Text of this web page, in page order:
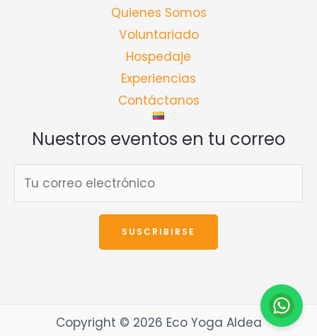
Quienes Somos
Voluntariado
Hospedaje
Experiencias
Contáctanos
Nuestros eventos en tu correo
Copyright © 2026 Eco Yoga Aldea